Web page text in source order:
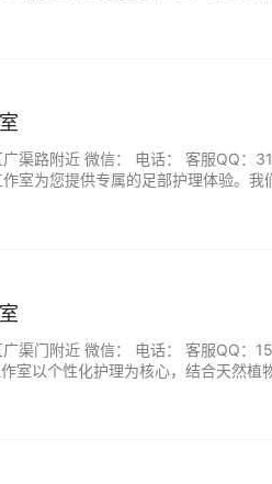
广渠路附近 微信： 电话： 客服QQ
室为您提供专属的足部护理体验。
广渠门附近 微信： 电话： 客服QQ
室以个性化护理为核心，结合天然植